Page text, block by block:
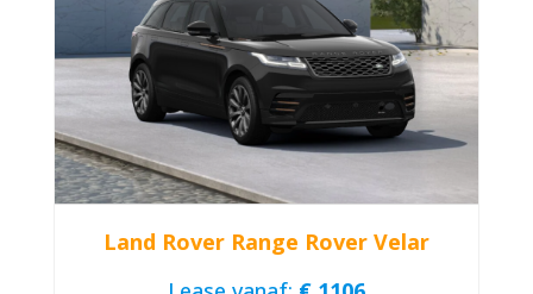
Land Rover Range Rover Velar